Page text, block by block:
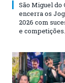
São Miguel do
encerra os
2026 com
e competições.